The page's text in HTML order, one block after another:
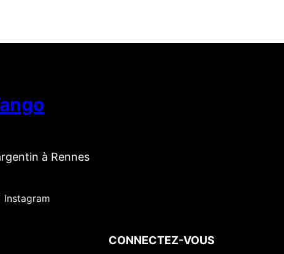
à Rennes
Instagram
CONNECTEZ-VOUS